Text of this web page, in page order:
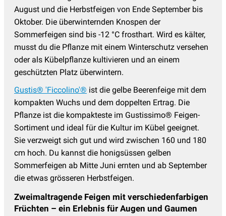
August und die Herbstfeigen von Ende September bis
Oktober. Die überwinternden Knospen der
Sommerfeigen sind bis -12 °C frosthart. Wird es kälter,
musst du die Pflanze mit einem Winterschutz versehen
oder als Kübelpflanze kultivieren und an einem
geschützten Platz überwintern.
Gustis® 'Ficcolino'® ist die gelbe Beerenfeige mit dem
kompakten Wuchs und dem doppelten Ertrag. Die
Pflanze ist die kompakteste im Gustissimo® Feigen-
Sortiment und ideal für die Kultur im Kübel geeignet.
Sie verzweigt sich gut und wird zwischen 160 und 180
cm hoch. Du kannst die honigsüssen gelben
Sommerfeigen ab Mitte Juni ernten und ab September
die etwas grösseren Herbstfeigen.
Zweimaltragende Feigen mit verschiedenfarbigen
Früchten – ein Erlebnis für Augen und Gaumen